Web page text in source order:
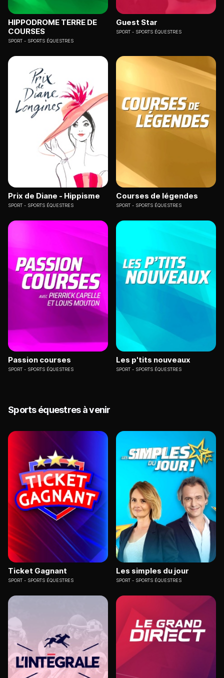
HIPPODROME TERRE DE
COURSES
SPORT SPORTS ÉQUESTRES
Guest Star
SPORT SPORTS ÉQUESTRES
Prix de Diane - Hippisme
SPORT SPORTS ÉQUESTRES
Courses de légendes
SPORT SPORTS ÉQUESTRES
Passion courses
SPORT SPORTS ÉQUESTRES
Les p'tits nouveaux
SPORT SPORTS ÉQUESTRES
Sports équestres à venir
Ticket Gagnant
SPORT SPORTS ÉQUESTRES
Les simples du jour
SPORT SPORTS ÉQUESTRES